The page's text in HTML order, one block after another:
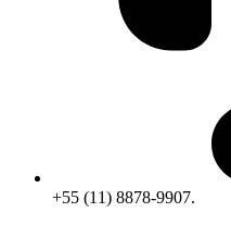
+55 (11) 8878-9907.